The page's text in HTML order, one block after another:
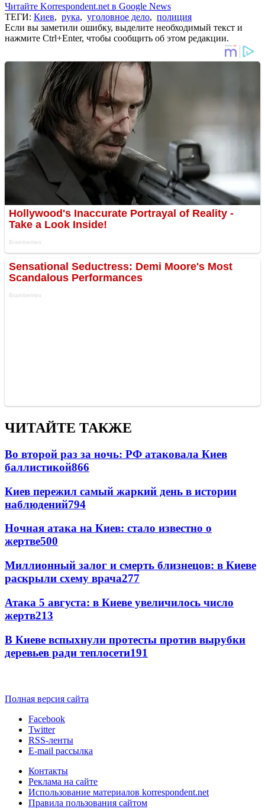
Читайте Korrespondent.net в Google News
ТЕГИ: Киев, рука, уголовное дело, полиция
Если вы заметили ошибку, выделите необходимый текст и
нажмите Ctrl+Enter, чтобы сообщить об этом редакции.
ЧИТАЙТЕ ТАКЖЕ
Во второй раз за ночь: РФ атаковала Киев
баллистикой866
Киев пережил самый жаркий день в истории
наблюдений794
Ночная атака на Киев: стало известно о
жертве500
Миллионный залог и смерть близнецов: в Киеве
раскрыли схему врача277
Атака 5 августа: в Киеве увеличилось число
жертв213
В Киеве вспыхнули протесты против вырубки
деревьев ради теплосети191
Полная версия сайта
Facebook
Twitter
RSS-ленты
E-mail рассылка
Контакты
Реклама на сайте
Использование материалов korrespondent.net
Правила пользования сайтом